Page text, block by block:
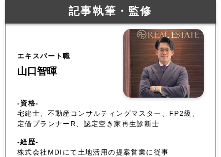
記事執筆・監修
エキスパート職
山口智暉
-資格-
宅建士、不動産コンサルティングマスター、FP2級、
定借プランナーR、認定空き家再生診断士
-経歴-
株式会社MDIにて土地活用の提案営業に従事